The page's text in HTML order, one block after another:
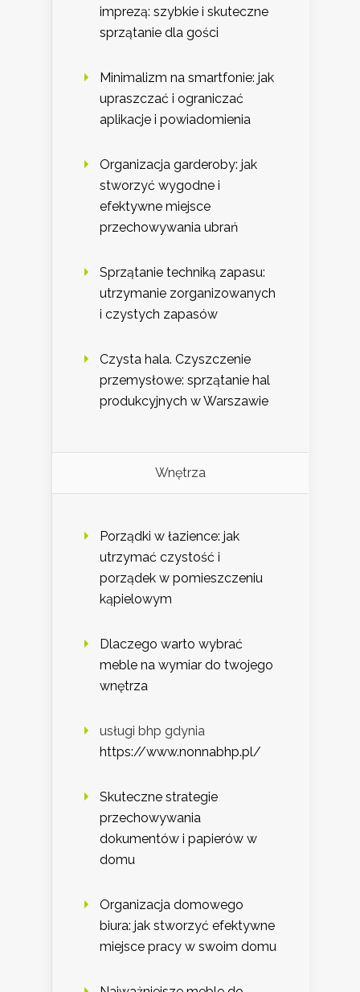
imprezą: szybkie i skuteczne
sprzątanie dla gości
Minimalizm na smartfonie: jak
upraszczać i ograniczać
aplikacje i powiadomienia
Organizacja garderoby: jak
stworzyć wygodne i
efektywne miejsce
przechowywania ubrań
Sprzątanie techniką zapasu:
utrzymanie zorganizowanych
i czystych zapasów
Czysta hala. Czyszczenie
przemysłowe: sprzątanie hal
produkcyjnych w Warszawie
Wnętrza
Porządki w łazience: jak
utrzymać czystość i
porządek w pomieszczeniu
kąpielowym
Dlaczego warto wybrać
meble na wymiar do twojego
wnętrza
usługi bhp gdynia
https://www.nonnabhp.pl/
Skuteczne strategie
przechowywania
dokumentów i papierów w
domu
Organizacja domowego
biura: jak stworzyć efektywne
miejsce pracy w swoim domu